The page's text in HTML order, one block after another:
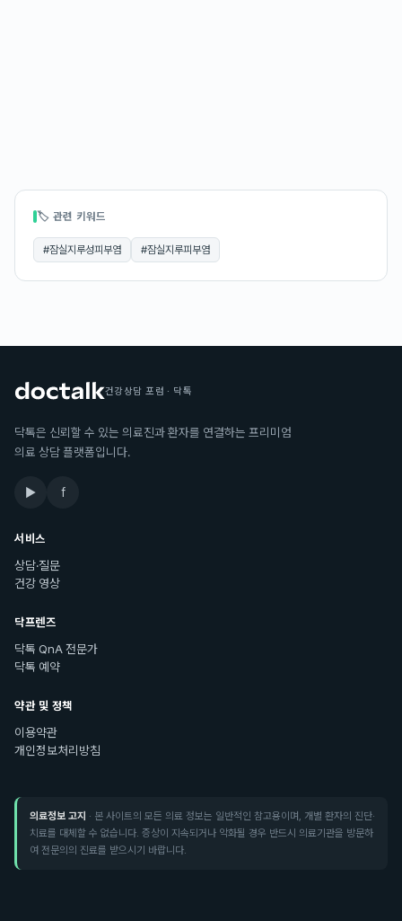
🏷 관련 키워드
#잠실지루성피부염 #잠실지루피부염
건강상담 포럼 · 닥톡
닥톡은 신뢰할 수 있는 의료진과 환자를 연결하는 프리미엄
의료 상담 플랫폼입니다.
▶ f
서비스
상담·질문
건강 영상
닥프렌즈
닥톡 QnA 전문가
닥톡 예약
약관 및 정책
이용약관
개인정보처리방침
의료정보 고지 · 본 사이트의 모든 의료 정보는 일반적인 참고용이며, 개별 환자의 진단·
치료를 대체할 수 없습니다. 증상이 지속되거나 악화될 경우 반드시 의료기관을 방문하
여 전문의의 진료를 받으시기 바랍니다.